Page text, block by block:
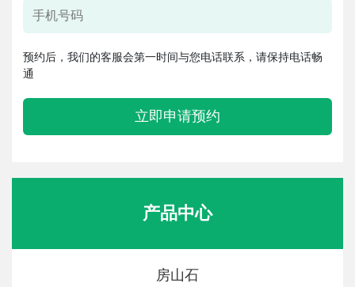
预约后，我们的客服会第一时间与您电话联系，请保持电话畅
通
立即申请预约
产品中心
房山石